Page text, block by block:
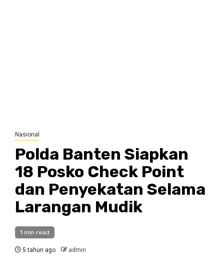
Nasional
Polda Banten Siapkan
18 Posko Check Point
dan Penyekatan Selama
Larangan Mudik
1 min read
5 tahun ago admin